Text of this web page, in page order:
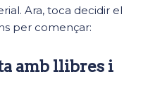
Ara, toca decidir el
per començar:
amb llibres i